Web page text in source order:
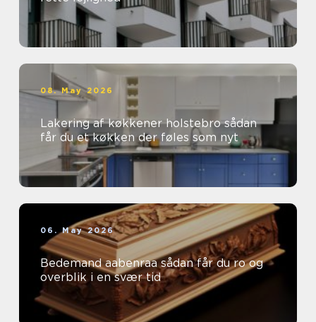
08. May 2026
Lakering af køkkener holstebro sådan
får du et køkken der føles som nyt
06. May 2026
Bedemand aabenraa sådan får du ro og
overblik i en svær tid